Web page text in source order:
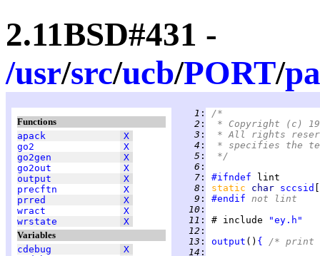
2.11BSD#431 -
/usr/src/ucb/PORT/
Functions
apack
X
go2
X
go2gen
X
go2out
X
output
X
precftn
X
prred
X
wract
X
wrstate
X
Variables
cdebug
X
   1
:
/*
   2
:
* Copyright (c)
   3
:
* All rights
   4
:
* specifies the
   5
:
*/
   6
:
   7
: #ifndef
   8
: static char sccsid
   9
: #endif not lint
  10
:
  11
: # include
"ey.h"
  12
:
  13
: output () {
/* print
  14
: